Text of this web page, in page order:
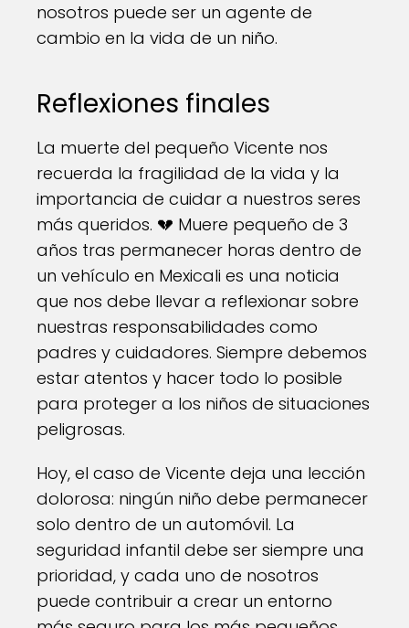
nosotros puede ser un agente de
cambio en la vida de un niño.
Reflexiones finales
La muerte del pequeño Vicente nos
recuerda la fragilidad de la vida y la
importancia de cuidar a nuestros seres
más queridos. 💔 Muere pequeño de 3
años tras permanecer horas dentro de
un vehículo en Mexicali es una noticia
que nos debe llevar a reflexionar sobre
nuestras responsabilidades como
padres y cuidadores. Siempre debemos
estar atentos y hacer todo lo posible
para proteger a los niños de situaciones
peligrosas.
Hoy, el caso de Vicente deja una lección
dolorosa: ningún niño debe permanecer
solo dentro de un automóvil. La
seguridad infantil debe ser siempre una
prioridad, y cada uno de nosotros
puede contribuir a crear un entorno